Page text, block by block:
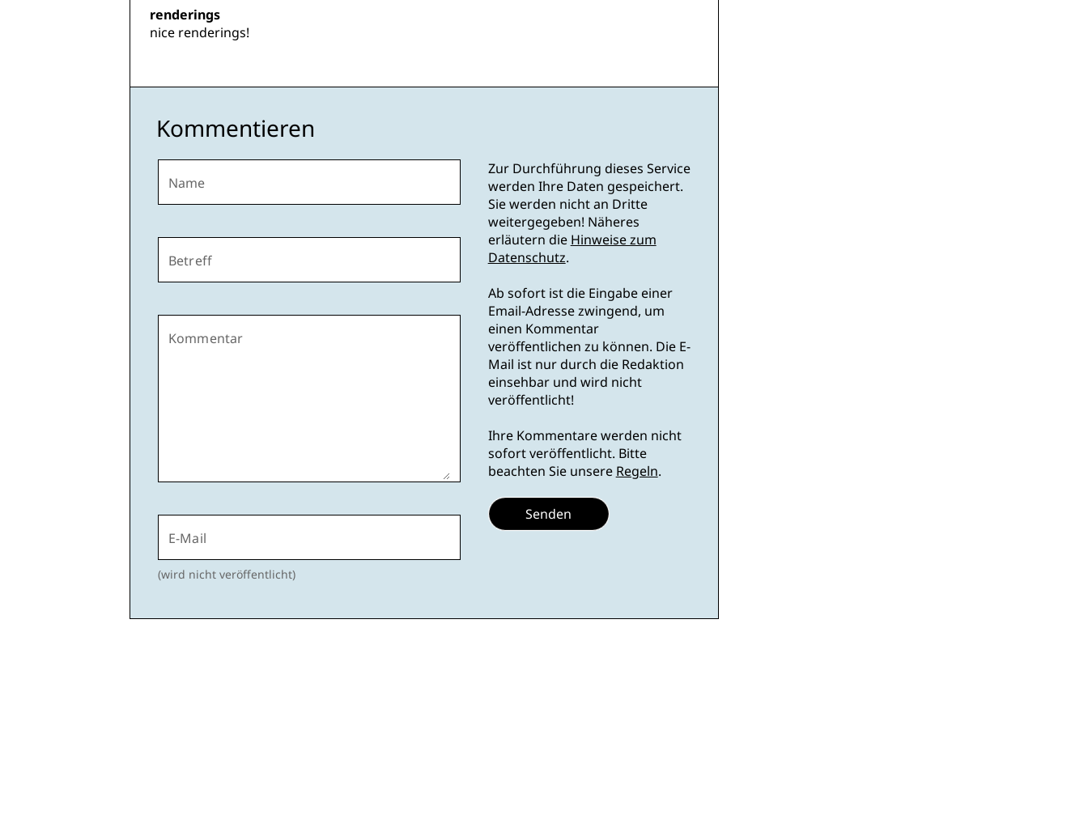
renderings
nice renderings!
Kommentieren
Name
Betreff
Kommentar
E-Mail
(wird nicht veröffentlicht)
Zur Durchführung dieses Service
werden Ihre Daten gespeichert.
Sie werden nicht an Dritte
weitergegeben! Näheres
erläutern die Hinweise zum
Datenschutz.
Ab sofort ist die Eingabe einer
Email-Adresse zwingend, um
einen Kommentar
veröffentlichen zu können. Die E-
Mail ist nur durch die Redaktion
einsehbar und wird nicht
veröffentlicht!
Ihre Kommentare werden nicht
sofort veröffentlicht. Bitte
beachten Sie unsere Regeln.
Senden